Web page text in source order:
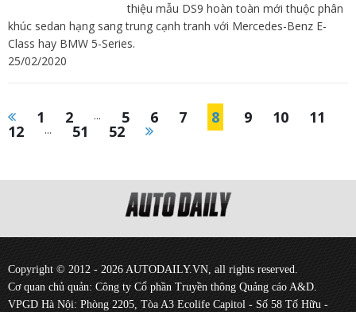
thiệu mẫu DS9 hoàn toàn mới thuộc phân
khúc sedan hạng sang trung cạnh tranh với Mercedes-Benz E-
Class hay BMW 5-Series.
25/02/2020
1 2 ... 5 6 7 8 9 10 11
12 ... 51 52
Copyright © 2012 - 2026 AUTODAILY.VN, all rights reserved.
Cơ quan chủ quản: Công ty Cổ phần Truyền thông Quảng cáo A&D.
VPGD Hà Nội: Phòng 2205, Tòa A3 Ecolife Capitol - Số 58 Tố Hữu -